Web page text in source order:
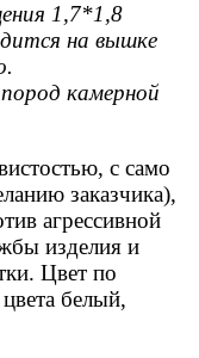
1,7*1,8
на вышке
камерной
с само
заказчика),
агрессивной
изделия и
Цвет по
белый,